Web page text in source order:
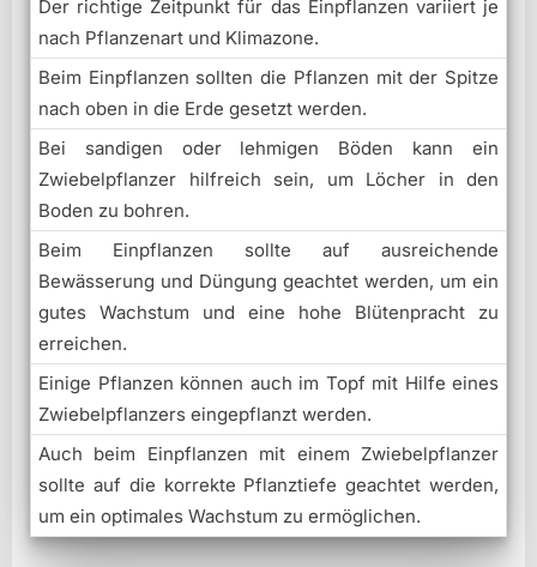
Der richtige Zeitpunkt für das Einpflanzen variiert je
nach Pflanzenart und Klimazone.
Beim Einpflanzen sollten die Pflanzen mit der Spitze
nach oben in die Erde gesetzt werden.
Bei sandigen oder lehmigen Böden kann ein
Zwiebelpflanzer hilfreich sein, um Löcher in den
Boden zu bohren.
Beim Einpflanzen sollte auf ausreichende
Bewässerung und Düngung geachtet werden, um ein
gutes Wachstum und eine hohe Blütenpracht zu
erreichen.
Einige Pflanzen können auch im Topf mit Hilfe eines
Zwiebelpflanzers eingepflanzt werden.
Auch beim Einpflanzen mit einem Zwiebelpflanzer
sollte auf die korrekte Pflanztiefe geachtet werden,
um ein optimales Wachstum zu ermöglichen.